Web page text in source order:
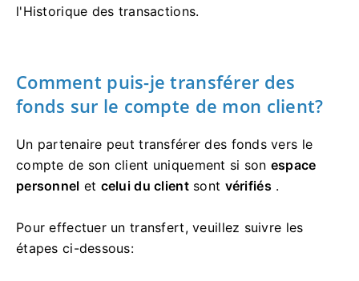
l'Historique des transactions.
Comment puis-je transférer des
fonds sur le compte de mon client?
Un partenaire peut transférer des fonds vers le
compte de son client uniquement si son espace
personnel et celui du clientsont vérifiés .
Pour effectuer un transfert, veuillez suivre les
étapes ci-dessous: